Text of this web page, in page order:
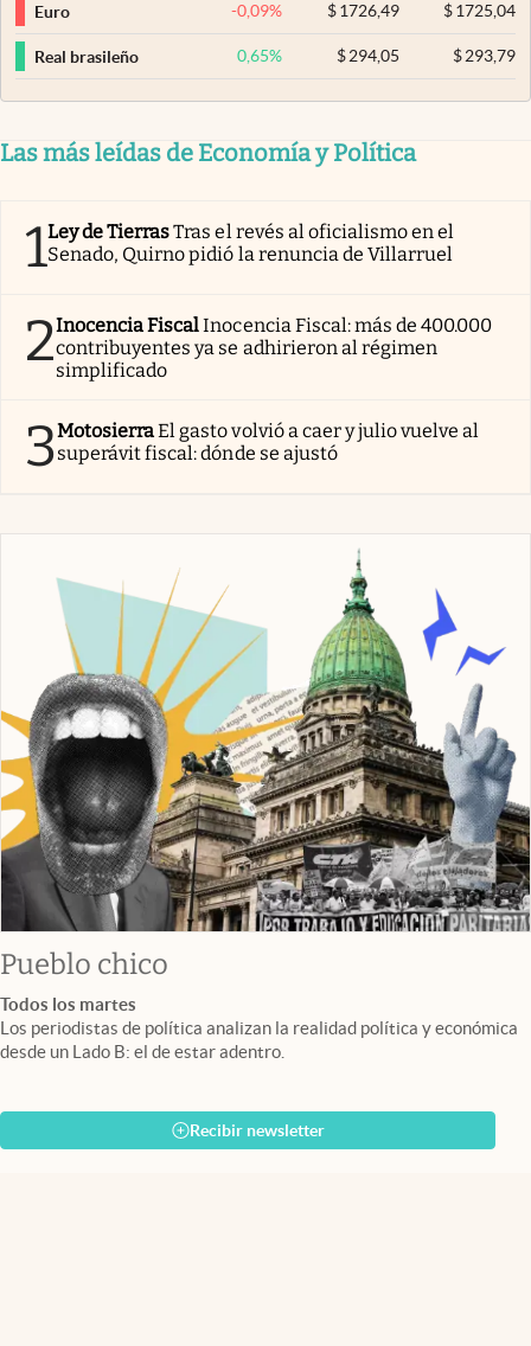
Euro -0,09% $ 1726,49 $1725,04
Real brasileño 0,65% $ 294,05 $293,79
Las más leídas de Economía y Política
1Ley de TierrasTras el revés al oficialismo en el
Senado, Quirno pidió la renuncia de Villarruel
2Inocencia FiscalInocencia Fiscal: más de 400.000
contribuyentes ya se adhirieron al régimen
simplificado
3MotosierraEl gasto volvió a caer y julio vuelve al
superávit fiscal: dónde se ajustó
Pueblo chico
Todos los martes
Los periodistas de política analizan la realidad política y económica
desde un Lado B: el de estar adentro.
Recibir newsletter